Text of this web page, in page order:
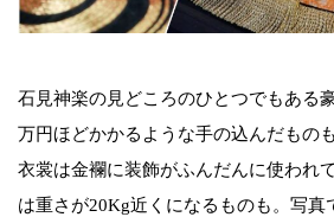
石見神楽の見どころのひとつでもある
万円ほどかかるような手の込んだもの
衣裳は金襴に装飾がふんだんに使われ
は重さが20Kg近くになるものも。写真